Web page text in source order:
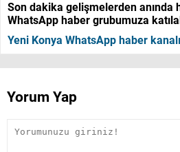
Son dakika gelişmelerden anında
WhatsApp haber grubumuza
Yeni Konya WhatsApp haber
Yorum Yap